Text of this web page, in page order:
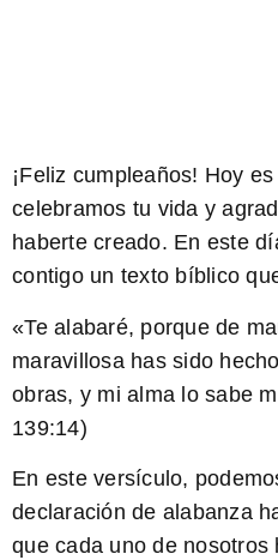
¡Feliz cumpleaños! Hoy
celebramos tu vida y
haberte creado. En este
contigo un texto bíblico
«Te alabaré, porque de
maravillosa has sido
obras, y mi alma lo sabe
139:14)
En este versículo,
declaración de alabanza
que cada uno de nosotros